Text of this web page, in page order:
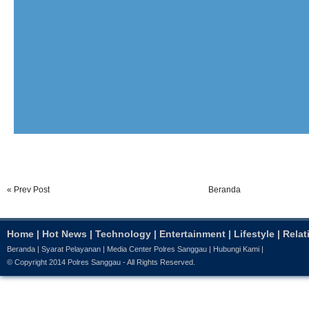
« Prev Post Beranda
Home | Hot News | Technology | Entertainment | Lifestyle |
Beranda Syarat Pelayanan Media Center Polres Sanggau Hubungi Kami
© Copyright 2014 Polres Sanggau - All Rights Reserved.